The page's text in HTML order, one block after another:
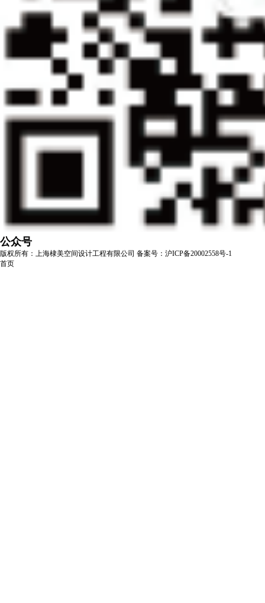
公众号
版权所有：上海棣美空间设计工程有限公司 备案号：沪ICP备20002558号-1
首页